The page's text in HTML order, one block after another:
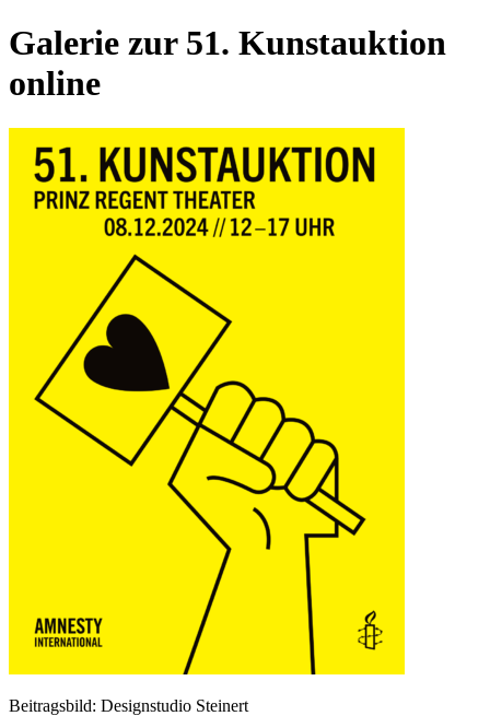
Galerie zur 51. Kunstauktion
online
Beitragsbild: Designstudio Steinert